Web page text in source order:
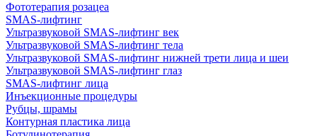
Фототерапия розацеа
SMAS-лифтинг
Ультразвуковой SMAS-лифтинг век
Ультразвуковой SMAS-лифтинг тела
Ультразвуковой SMAS-лифтинг нижней трети лица и шеи
Ультразвуковой SMAS-лифтинг глаз
SMAS-лифтинг лица
Инъекционные процедуры
Рубцы, шрамы
Контурная пластика лица